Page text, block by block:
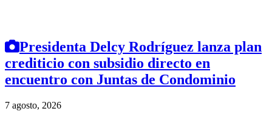
Presidenta Delcy Rodríguez lanza plan
crediticio con subsidio directo en
encuentro con Juntas de Condominio
7 agosto, 2026